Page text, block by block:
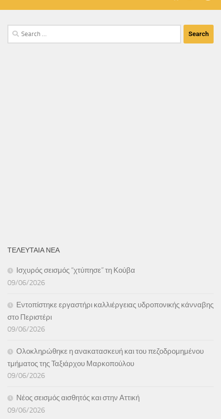
ΤΕΛΕΥΤΑΙΑ ΝΕΑ
Ισχυρός σεισμός “χτύπησε” τη Κούβα
09/06/2026
Εντοπίστηκε εργαστήρι καλλιέργειας υδροπονικής κάνναβης
στο Περιστέρι
09/06/2026
Ολοκληρώθηκε η ανακατασκευή και του πεζοδρομημένου
τμήματος της Ταξιάρχου Μαρκοπούλου
09/06/2026
Νέος σεισμός αισθητός και στην Αττική
09/06/2026